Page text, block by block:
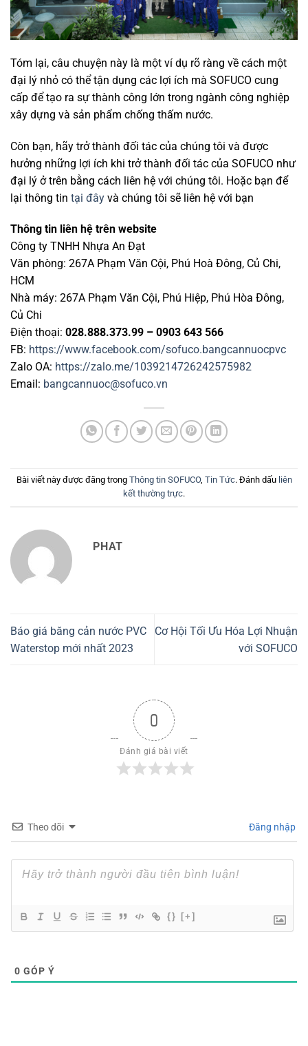
Tóm lại, câu chuyện này là một ví dụ rõ ràng về cách một
đại lý nhỏ có thể tận dụng các lợi ích mà SOFUCO cung
cấp để tạo ra sự thành công lớn trong ngành công nghiệp
xây dựng và sản phẩm chống thấm nước.
Còn bạn, hãy trở thành đối tác của chúng tôi và được
hưởng những lợi ích khi trở thành đối tác của SOFUCO như
đại lý ở trên bằng cách liên hệ với chúng tôi. Hoặc bạn để
lại thông tin tại đây và chúng tôi sẽ liên hệ với bạn
Thông tin liên hệ trên website
Công ty TNHH Nhựa An Đạt
Văn phòng: 267A Phạm Văn Cội, Phú Hoà Đông, Củ Chi,
HCM
Nhà máy: 267A Phạm Văn Cội, Phú Hiệp, Phú Hòa Đông,
Củ Chi
Điện thoại: 028.888.373.99 – 0903 643 566
FB: https://www.facebook.com/sofuco.bangcannuocpvc
Zalo OA: https://zalo.me/1039214726242575982
Email: bangcannuoc@sofuco.vn
Bài viết này được đăng trong Thông tin SOFUCO, Tin Tức. Đánh dấu liên
kết thường trực.
PHAT
Báo giá băng cản nước PVC
Waterstop mới nhất 2023
Cơ Hội Tối Ưu Hóa Lợi Nhuận
với SOFUCO
0
Đánh giá bài viết
Theo dõi Đăng nhập
{} [+]
0 GÓP Ý